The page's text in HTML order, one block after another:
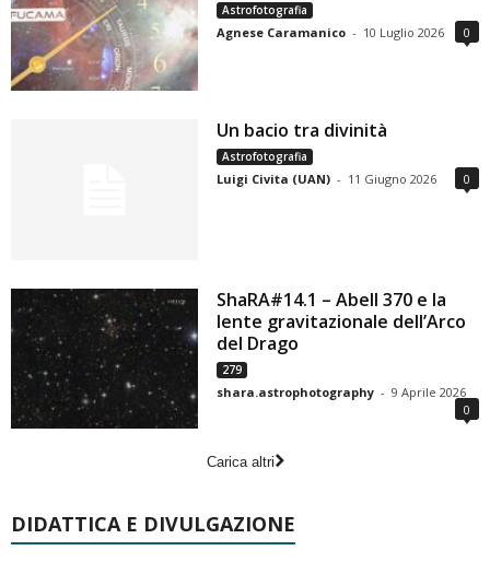
Astrofotografia
Agnese Caramanico - 10 Luglio 2026 0
Un bacio tra divinità
Astrofotografia
Luigi Civita (UAN) - 11 Giugno 2026 0
ShaRA#14.1 – Abell 370 e la
lente gravitazionale dell’Arco
del Drago
279
shara.astrophotography - 9 Aprile 2026
0
Carica altri
DIDATTICA E DIVULGAZIONE